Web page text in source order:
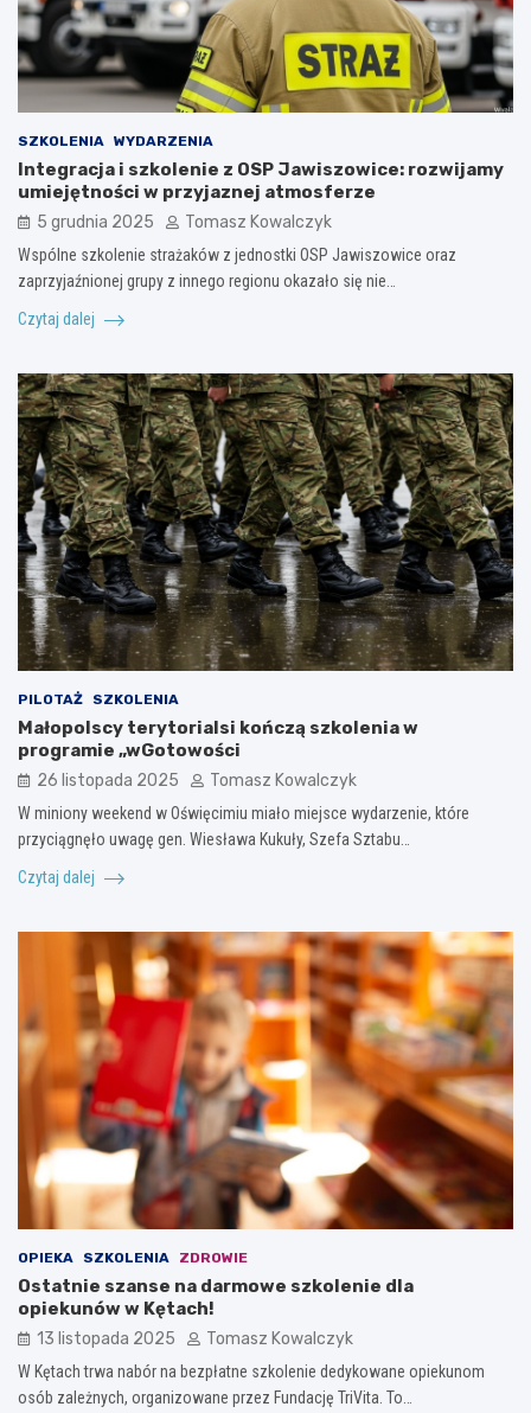
SZKOLENIA WYDARZENIA
Integracja i szkolenie z OSP Jawiszowice: rozwijamy
umiejętności w przyjaznej atmosferze
5 grudnia 2025 Tomasz Kowalczyk
Wspólne szkolenie strażaków z jednostki OSP Jawiszowice oraz
zaprzyjaźnionej grupy z innego regionu okazało się nie…
Czytaj dalej
PILOTAŻ SZKOLENIA
Małopolscy terytorialsi kończą szkolenia w
programie „wGotowości
26 listopada 2025 Tomasz Kowalczyk
W miniony weekend w Oświęcimiu miało miejsce wydarzenie, które
przyciągnęło uwagę gen. Wiesława Kukuły, Szefa Sztabu…
Czytaj dalej
OPIEKA SZKOLENIA ZDROWIE
Ostatnie szanse na darmowe szkolenie dla
opiekunów w Kętach!
13 listopada 2025 Tomasz Kowalczyk
W Kętach trwa nabór na bezpłatne szkolenie dedykowane opiekunom
osób zależnych, organizowane przez Fundację TriVita. To…